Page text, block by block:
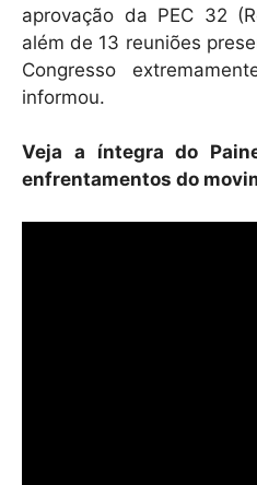
aprovação da PEC 32
além de 13 reuniões
Congresso
informou.
Veja a íntegra do
enfrentamentos do